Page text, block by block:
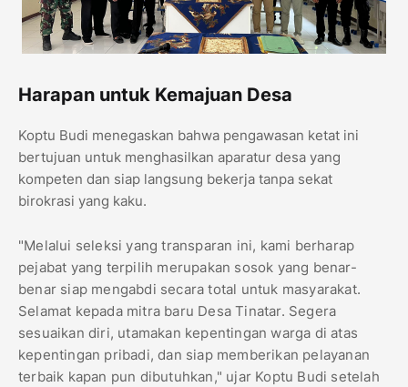
Harapan untuk Kemajuan Desa
​Koptu Budi menegaskan bahwa pengawasan ketat ini
bertujuan untuk menghasilkan aparatur desa yang
kompeten dan siap langsung bekerja tanpa sekat
birokrasi yang kaku.
​"Melalui seleksi yang transparan ini, kami berharap
pejabat yang terpilih merupakan sosok yang benar-
benar siap mengabdi secara total untuk masyarakat.
Selamat kepada mitra baru Desa Tinatar. Segera
sesuaikan diri, utamakan kepentingan warga di atas
kepentingan pribadi, dan siap memberikan pelayanan
terbaik kapan pun dibutuhkan," ujar Koptu Budi setelah